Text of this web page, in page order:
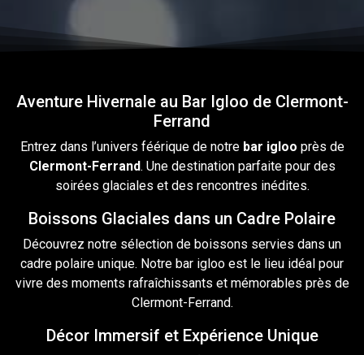
Aventure Hivernale au Bar Igloo de Clermont-
Ferrand
Entrez dans l’univers féérique denotre bar igloo près de
Clermont-Ferrand. Une destination parfaite pour des
soirées glaciales et des rencontres inédites.
Boissons Glaciales dans un Cadre Polaire
Découvrez notre sélection de boissons servies dans un
cadre polaire unique. Notre bar igloo est le lieu idéal pour
vivre des moments rafraîchissants et mémorables près de
Clermont-Ferrand.
Décor Immersif et Expérience Unique